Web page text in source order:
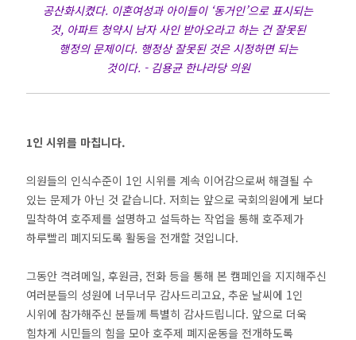
공산화시켰다. 이혼여성과 아이들이 ‘동거인’으로 표시되는
것, 아파트 청약시 남자 사인 받아오라고 하는 건 잘못된
행정의 문제이다. 행정상 잘못된 것은 시정하면 되는
것이다. - 김용균 한나라당 의원
1인 시위를 마칩니다.
의원들의 인식수준이 1인 시위를 계속 이어감으로써 해결될 수
있는 문제가 아닌 것 같습니다. 저희는 앞으로 국회의원에게 보다
밀착하여 호주제를 설명하고 설득하는 작업을 통해 호주제가
하루빨리 폐지되도록 활동을 전개할 것입니다.
그동안 격려메일, 후원금, 전화 등을 통해 본 캠페인을 지지해주신
여러분들의 성원에 너무너무 감사드리고요, 추운 날씨에 1인
시위에 참가해주신 분들께 특별히 감사드립니다. 앞으로 더욱
힘차게 시민들의 힘을 모아 호주제 폐지운동을 전개하도록